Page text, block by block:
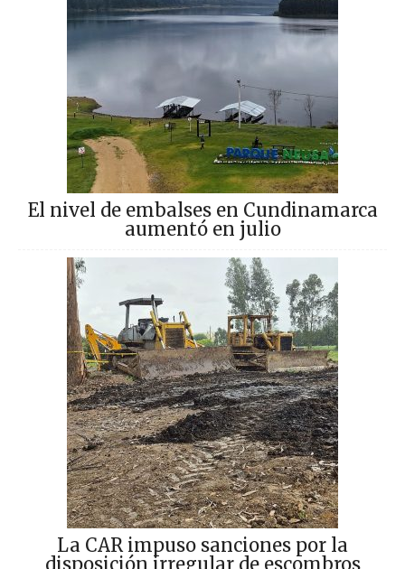
El nivel de embalses en Cundinamarca
aumentó en julio
La CAR impuso sanciones por la
disposición irregular de escombros